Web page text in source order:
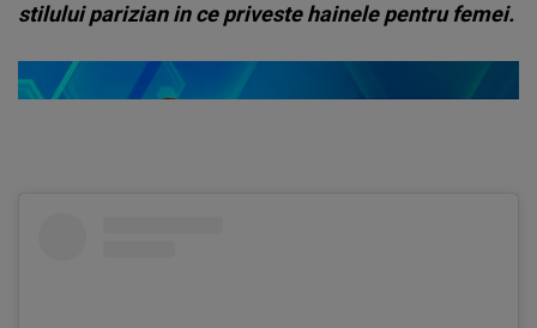
stilului parizian in ce priveste hainele pentru femei.